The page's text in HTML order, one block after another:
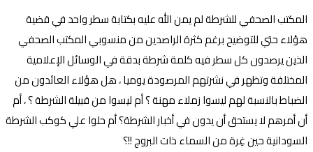
المكتب الصحفي للشرطة لم يمن الله عليه بكتابة سطر واحد في قضية
هؤلاء حتي للتوضيح برغم كثرة الراصدين من منسوبي المكتب الصحفي
الذين يرصدون كل سطر فيه كلمة شرطة بدقة في الوسائل الإعلامية
المختلفة وتظهر في نشرتهم المرصودة يوميا ، هل هؤلاء العائدون من
الضباط بالنسبة لهم ليسوا زملاء مهنة ؟ أم ليسوا من قبيلة الشرطة ؟ ، أم
أن أمرهم لا يستحق أن يدون في أخبار الشرطة؟ أم حلوا علي كوكب الشرطة
السودانية حين غِرة من السماء ذات البروج !!؟